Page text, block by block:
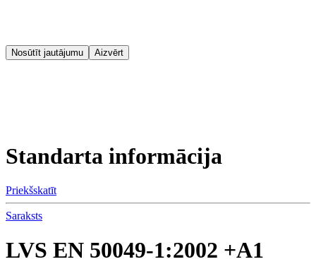
Nosūtīt jautājumu Aizvērt
Standarta informācija
Priekšskatīt
Saraksts
LVS EN 50049-1:2002 +A1